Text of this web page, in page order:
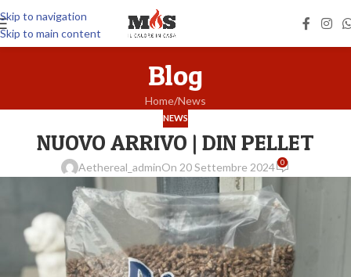
Skip to navigation
Skip to main content
Blog
Home News
NEWS
NUOVO ARRIVO | DIN PELLET
Aethereal_adminOn 20 Settembre 2024 0